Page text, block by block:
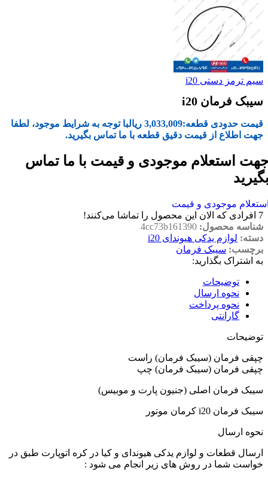
سیم ترمز دستی i20
سیبک فرمان i20
قیمت حدودی قطعه:3,033,009 ریالبا توجه به شرایط موجود، لطفا
جهت اطلاع از قیمت دقیق قطعه با ما تماس بگیرید.
استعلام موجودی و قیمت با ما تماس
موجودی و قیمت
7 افرادی که الان این محصول را تماشا می‌کنند!
شناسه محصول: 4cc73b161390
دسته: لوازم یدکی هیوندای i20
برچسب: سیبک فرمان
به اشتراک بگذارید:
توضیحات
نحوه ارسال
نحوه پرداخت
گارانتی
توضیحات
چپقی فرمان (سیبک فرمان) راست
چپقی فرمان (سیبک فرمان) چپ
سیبک فرمان اصلی (جنیون پارت و موبیس)
سیبک فرمان i20 کرمان موتور
نحوه ارسال
ارسال قطعات و لوازم یدکی هیوندای و کیا در کره اتوپارت طبق در
خواست شما در روش های زیر انجام می شود :